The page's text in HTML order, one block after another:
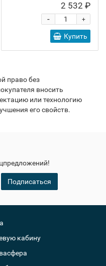
2 532 ₽
+
-
Купить
право без
вносить
или технологию
его свойств.
Подписаться
кабину